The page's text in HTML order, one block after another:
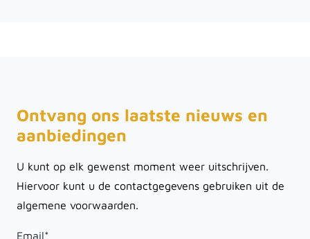
Ontvang ons laatste nieuws en
aanbiedingen
U kunt op elk gewenst moment weer uitschrijven.
Hiervoor kunt u de contactgegevens gebruiken uit de
algemene voorwaarden.
Email*